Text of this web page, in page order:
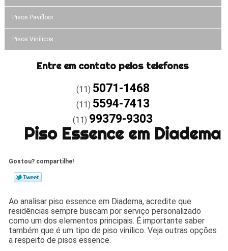
Pisos Pavifloor
Pisos Vinílicos
Entre em contato pelos telefones
(11) 5071-1468
(11) 5594-7413
(11) 99379-9303
Piso Essence em Diadema
Gostou? compartilhe!
Ao analisar piso essence em Diadema, acredite que
residências sempre buscam por serviço personalizado
como um dos elementos principais. É importante saber
também que é um tipo de piso vinílico. Veja outras opções
a respeito de pisos essence.